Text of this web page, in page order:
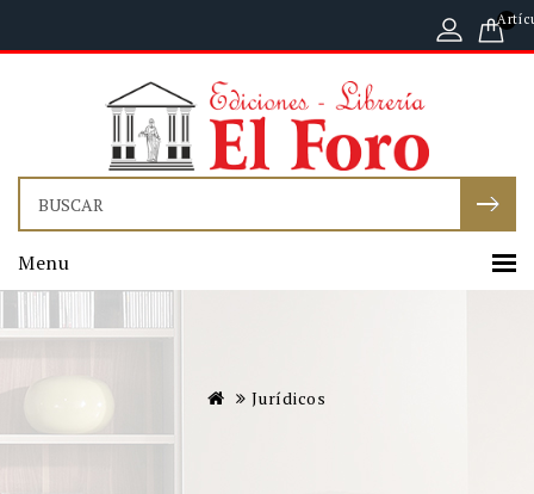
Menu
Jurídicos